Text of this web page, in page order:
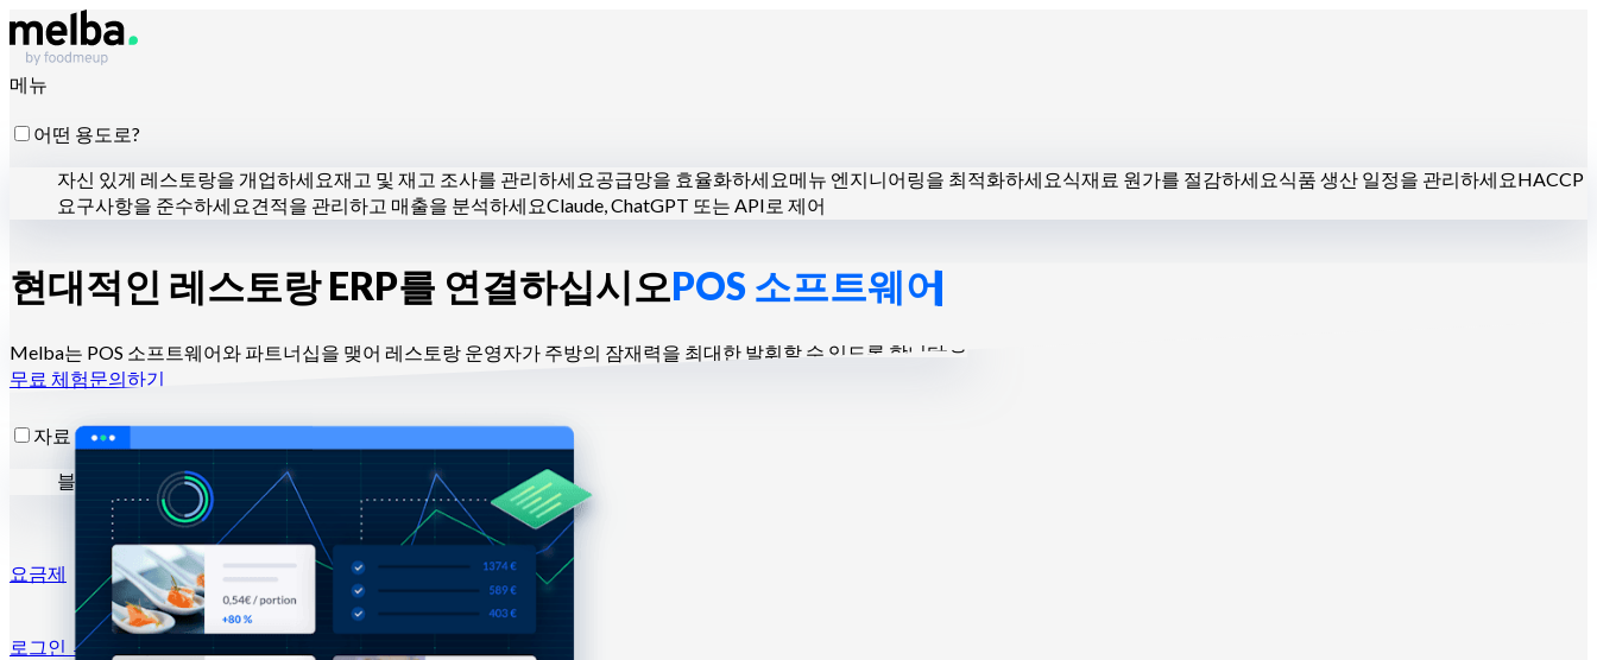
메뉴
어떤 용도로?
자신 있게 레스토랑을 개업하세요재고 및 재고 조사를 관리하세요공급망을 효율화하세요메뉴 엔지니어링을 최적화하세요식재료 원가를 절감하세요식품 생산 일정을 관리하세요HACCP
요구사항을 준수하세요견적을 관리하고 매출을 분석하세요Claude, ChatGPT 또는 API로 제어
누구를 위해?
프랜차이즈 및 대형 그룹독립 레스토랑 센트럴 키친다크 키친케이터링 업체베이커리 및 파티시에 호텔 레스토랑
자료
블로그
고객 지원 센터 뉴스레터 MCP 문서
요금제
로그인 →
현대적인 레스토랑 ERP를 연결하십시오POS 소프트웨어
Melba는 POS 소프트웨어와 파트너십을 맺어 레스토랑 운영자가 주방의 잠재력을 최대한 발휘할 수 있도록 합니다.
무료 체험문의하기